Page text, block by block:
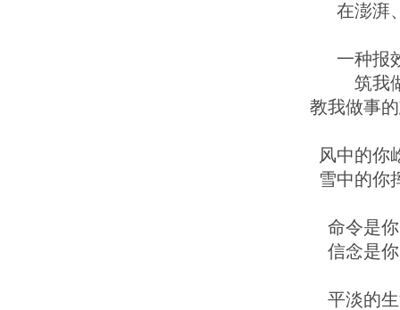
在澎湃
一种报
筑我
教我做事
风中的你
雪中的你
命令是
信念是
平淡的